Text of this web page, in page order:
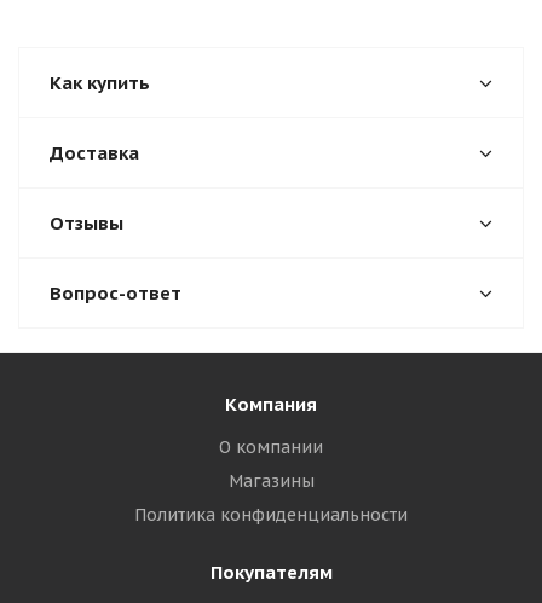
Как купить
Доставка
Отзывы
Вопрос-ответ
Компания
О компании
Магазины
Политика конфиденциальности
Покупателям